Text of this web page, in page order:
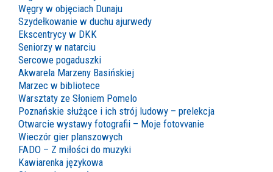
Węgry w objęciach Dunaju
Szydełkowanie w duchu ajurwedy
Ekscentrycy w DKK
Seniorzy w natarciu
Sercowe pogaduszki
Akwarela Marzeny Basińskiej
Marzec w bibliotece
Warsztaty ze Słoniem Pomelo
Poznańskie służące i ich strój ludowy – prelekcja
Otwarcie wystawy fotografii – Moje fotovvanie
Wieczór gier planszowych
FADO – Z miłości do muzyki
Kawiarenka językowa